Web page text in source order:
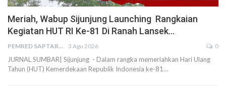
Meriah, Wabup Sijunjung Launching Rangkaian
Kegiatan HUT RI Ke-81 Di Ranah Lansek…
PEMRED SAPTARIUS 3 Agu 2026 0
JURNAL SUMBAR| Sijunjung - Dalam rangka memeriahkan Hari Ulang
Tahun (HUT) Kemerdekaan Republik Indonesia ke-81…